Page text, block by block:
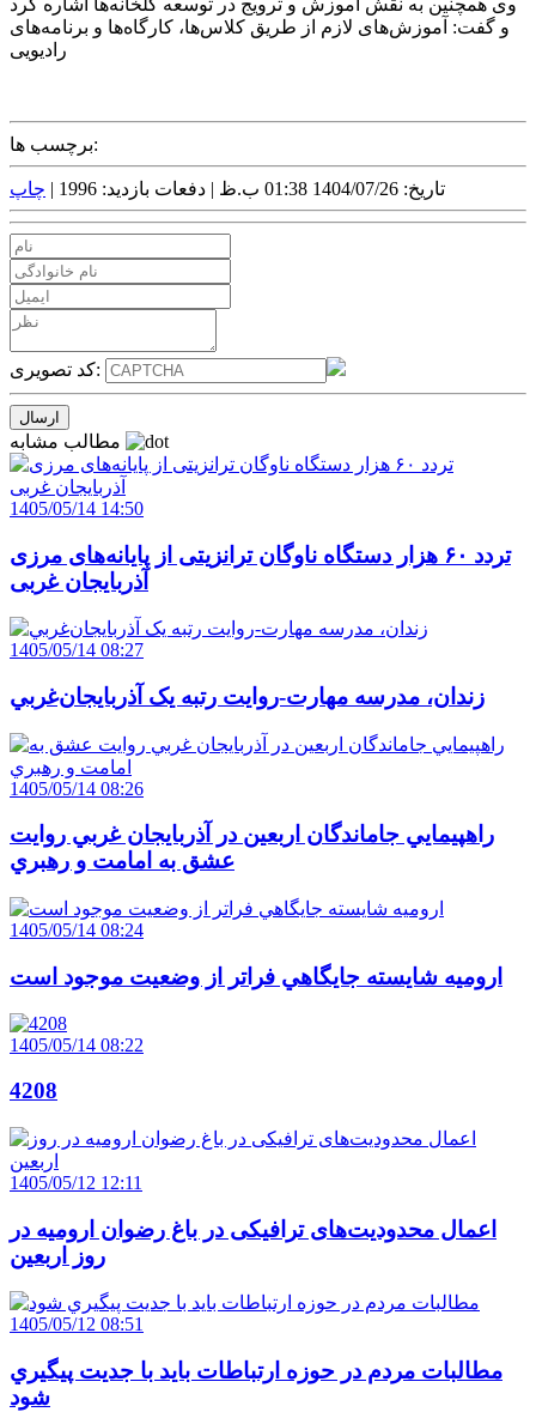
و گفت: آموزش‌های لازم از طریق کلاس‌ها، کارگاه‌ها و برنامه‌های
رادیویی
برچسب ها:
تاریخ: 1404/07/26 01:38 ب.ظ | دفعات بازدید: 1996 | چاپ
کد تصویری:
1405/05/14 14:50
تردد ۶۰ هزار دستگاه ناوگان ترانزیتی از پایانه‌های مرزی
آذربایجان ‌غربی
1405/05/14 08:27
زندان، مدرسه مهارت-روايت رتبه يک آذربايجان‌غربي
1405/05/14 08:26
راهپيمايي جاماندگان اربعين در آذربايجان غربي روايت
عشق به امامت و رهبري
1405/05/14 08:24
اروميه شايسته جايگاهي فراتر از وضعيت موجود است
1405/05/14 08:22
4208
1405/05/12 12:11
اعمال محدودیت‌های ترافیکی در باغ رضوان ارومیه در
روز اربعین
1405/05/12 08:51
مطالبات مردم در حوزه ارتباطات بايد با جديت پيگيري
شود